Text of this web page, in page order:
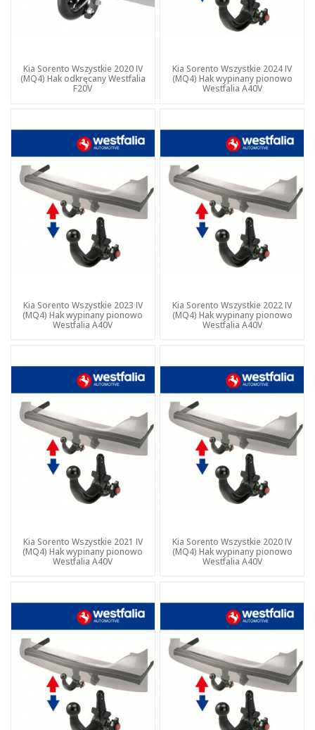
Kia Sorento Wszystkie 2020 IV
(MQ4) Hak odkręcany Westfalia
F20V
Kia Sorento Wszystkie 2024 IV
(MQ4) Hak wypinany pionowo
Westfalia A40V
Kia Sorento Wszystkie 2023 IV
(MQ4) Hak wypinany pionowo
Westfalia A40V
Kia Sorento Wszystkie 2022 IV
(MQ4) Hak wypinany pionowo
Westfalia A40V
Kia Sorento Wszystkie 2021 IV
(MQ4) Hak wypinany pionowo
Westfalia A40V
Kia Sorento Wszystkie 2020 IV
(MQ4) Hak wypinany pionowo
Westfalia A40V